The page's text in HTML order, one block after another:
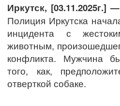
Иркутск, [03.11.2025г.]
Полиция Иркутска
инцидента с
животным,
конфликта. Мужчина
того, как,
отверткой собаке.